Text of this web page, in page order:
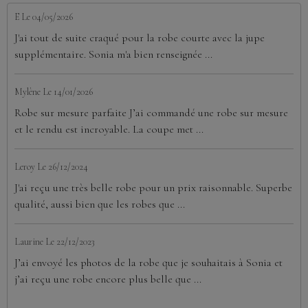
E Le 04/05/2026
J'ai tout de suite craqué pour la robe courte avec la jupe
supplémentaire. Sonia m'a bien renseignée ...
Mylène Le 14/01/2026
Robe sur mesure parfaite J’ai commandé une robe sur mesure
et le rendu est incroyable. La coupe met ...
Leroy Le 26/12/2024
J'ai reçu une très belle robe pour un prix raisonnable. Superbe
qualité, aussi bien que les robes que ...
Laurine Le 22/12/2023
J’ai envoyé les photos de la robe que je souhaitais à Sonia et
j’ai reçu une robe encore plus belle que ...